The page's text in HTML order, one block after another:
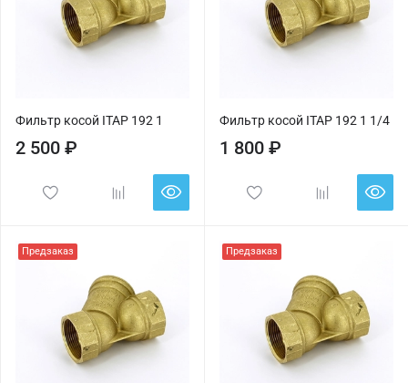
Фильтр косой ITAP 192 1
2 500 ₽
Фильтр косой ITAP 192 1 1/4
1 800 ₽
Предзаказ Предзаказ